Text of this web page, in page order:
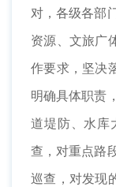
对，各级各部
资源、文旅广
作要求，坚决
明确具体职责
道堤防、水库
查，对重点路
巡查，对发现